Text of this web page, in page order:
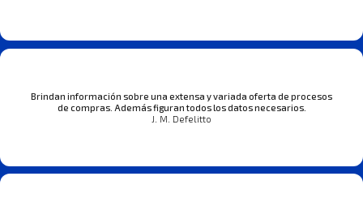
Brindan información sobre una extensa y variada oferta de procesos
de compras. Además figuran todos los datos necesarios.
J. M. Defelitto